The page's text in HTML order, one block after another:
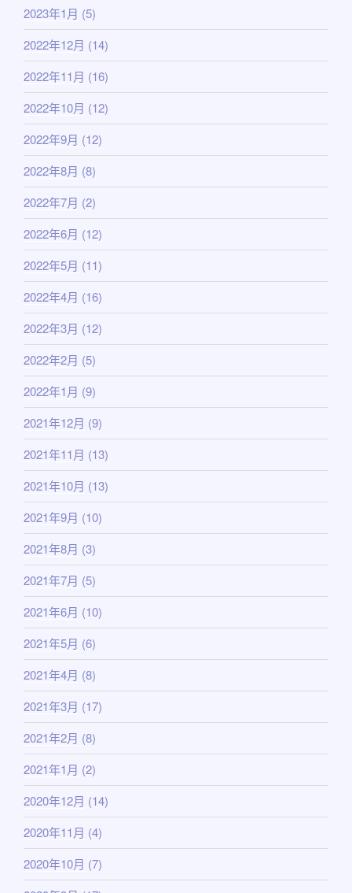
2023年1月 (5)
2022年12月 (14)
2022年11月 (16)
2022年10月 (12)
2022年9月 (12)
2022年8月 (8)
2022年7月 (2)
2022年6月 (12)
2022年5月 (11)
2022年4月 (16)
2022年3月 (12)
2022年2月 (5)
2022年1月 (9)
2021年12月 (9)
2021年11月 (13)
2021年10月 (13)
2021年9月 (10)
2021年8月 (3)
2021年7月 (5)
2021年6月 (10)
2021年5月 (6)
2021年4月 (8)
2021年3月 (17)
2021年2月 (8)
2021年1月 (2)
2020年12月 (14)
2020年11月 (4)
2020年10月 (7)